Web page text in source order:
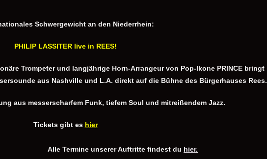
Schwergewicht an den Niederrhein:
PHILIP LASSITER live in REES!
Trompeter und langjährige Horn-Arrangeur von Pop-Ikone PRINCE bringt
aus Nashville und L.A. direkt auf die Bühne des Bürgerhauses Rees.
aus messerscharfem Funk, tiefem Soul und mitreißendem Jazz.
Tickets gibt es hier
Alle Termine unserer Auftritte findest du hier.